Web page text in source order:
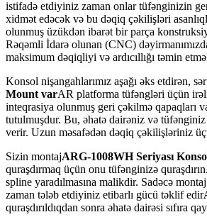
istifadə etdiyiniz zaman onlar tüfənginizin
xidmət edəcək və bu dəqiq çəkilişləri
olunmuş üzükdən ibarət bir parça
Rəqəmli İdarə olunan (CNC)
maksimum dəqiqliyi və ardıcıllığı təmin
Konsol nişangahlarımız aşağı əks etdirən,
Mount varAR platforma tüfəngləri üçün
inteqrasiya olunmuş geri çəkilmə qapaqları
tutulmuşdur. Bu, əhatə dairəniz və
verir. Uzun məsafədən dəqiq çəkilişləriniz
Sizin montajARG-1008WH Seriyası
quraşdırmaq üçün onu tüfənginizə
spline yaradılmasına malikdir. Sadəcə
zaman tələb etdiyiniz etibarlı gücü təklif edir
quraşdırıldıqdan sonra əhatə dairəsi sıfıra